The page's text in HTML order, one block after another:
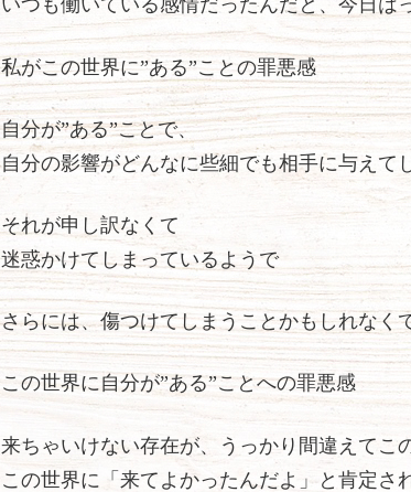
いつも働いている感情だったんだと、今日は
私がこの世界に”ある”ことの罪悪感
自分が”ある”ことで、
自分の影響がどんなに些細でも相手に与えて
それが申し訳なくて
迷惑かけてしまっているようで
さらには、傷つけてしまうことかもしれなく
この世界に自分が”ある”ことへの罪悪感
来ちゃいけない存在が、うっかり間違えてこ
この世界に「来てよかったんだよ」と肯定さ